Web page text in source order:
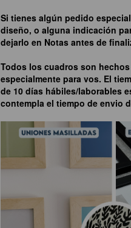
Si tienes algún pedido
diseño, o alguna indicación
dejarlo en Notas antes de
Todos los cuadros son
especialmente para vos. El
de 10 días hábiles/laborables
contempla el tiempo de envio